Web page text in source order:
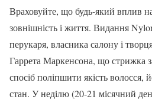
Враховуйте, що будь-який вплив
зовнішність і життя. Видання
перукаря, власника салону і
Гаррета Маркенсона, що стрижка
спосіб поліпшити якість волосся,
стан. У неділю (20-21 місячний